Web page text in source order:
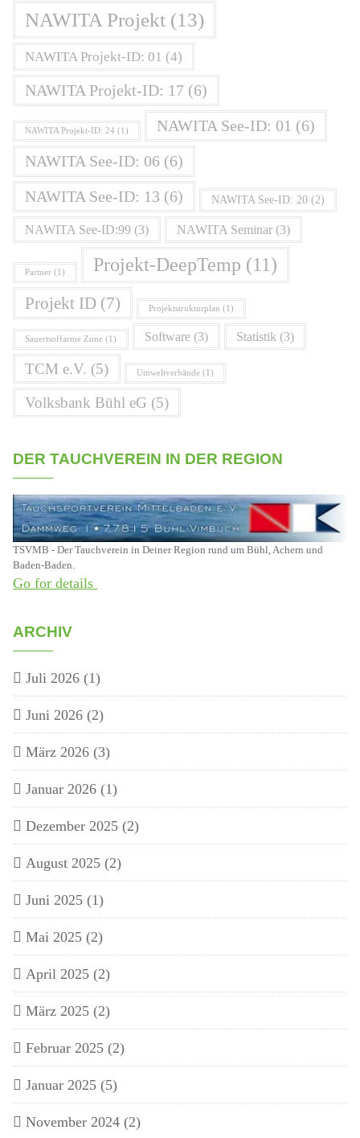
NAWITA Projekt (13)
NAWITA Projekt-ID: 01 (4)
NAWITA Projekt-ID: 17 (6)
NAWITA Projekt-ID: 24 (1) NAWITA See-ID: 01 (6)
NAWITA See-ID: 06 (6)
NAWITA See-ID: 13 (6) NAWITA See-ID: 20 (2)
NAWITA See-ID:99 (3) NAWITA Seminar (3)
Partner (1) Projekt-DeepTemp (11)
Projekt ID (7) Projektstrukturplan (1)
Sauertsoffarme Zone (1) Software (3) Statistik (3)
TCM e.V. (5) Umweltverbände (1)
Volksbank Bühl eG (5)
DER TAUCHVEREIN IN DER REGION
TSVMB - Der Tauchverein in Deiner Region rund um Bühl, Achern und
Baden-Baden.
Go for details
ARCHIV
Juli 2026 (1)
Juni 2026 (2)
März 2026 (3)
Januar 2026 (1)
Dezember 2025 (2)
August 2025 (2)
Juni 2025 (1)
Mai 2025 (2)
April 2025 (2)
März 2025 (2)
Februar 2025 (2)
Januar 2025 (5)
November 2024 (2)